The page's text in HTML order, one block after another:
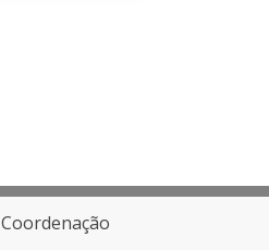
Coordenação